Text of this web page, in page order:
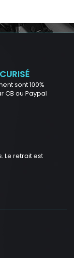
sont 100%
CB ou Paypal
Le retrait est